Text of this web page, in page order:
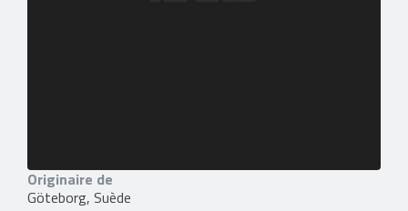
Originaire de
Göteborg, Suède